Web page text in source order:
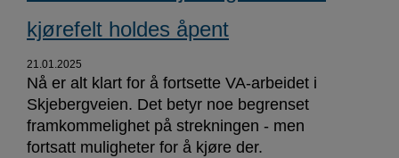
kjørefelt holdes åpent
21.01.2025
Nå er alt klart for å fortsette VA-arbeidet i
Skjebergveien. Det betyr noe begrenset
framkommelighet på strekningen - men
fortsatt muligheter for å kjøre der.